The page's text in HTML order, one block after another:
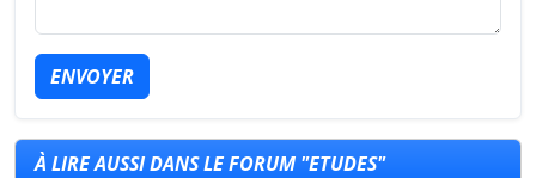
ENVOYER
À LIRE AUSSI DANS LE FORUM "ETUDES"